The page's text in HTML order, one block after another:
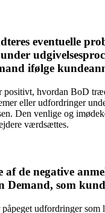
eventuelle
ifølge
positivt, hvordan BoD
eller udfordringer
Den venlige og
værdsættes.
af de negative
Demand, som
udfordringer som